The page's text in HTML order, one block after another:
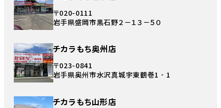
〒020-0111
岩手県盛岡市黒石野２－１３－５０
チカラもち奥州店
〒023-0841
岩手県奥州市水沢真城宇東鶴巻1‐1
チカラもち山形店